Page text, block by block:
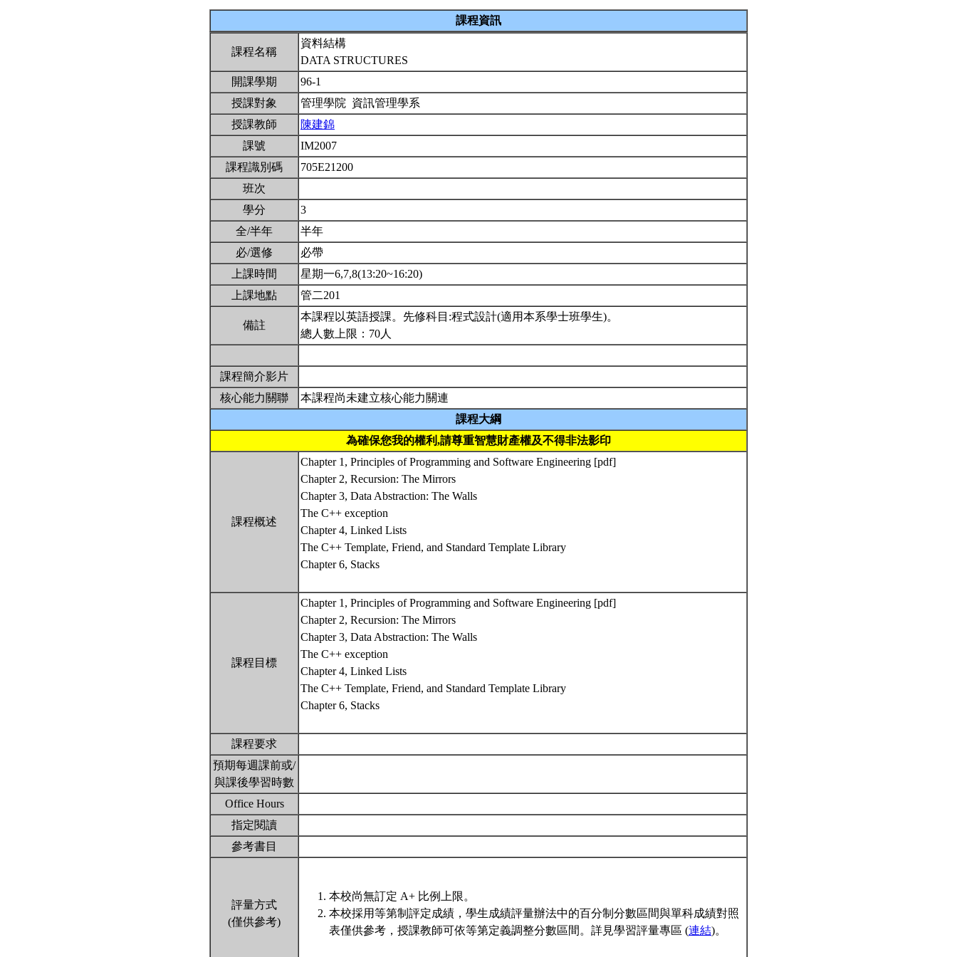
課程資訊
課程名稱
資料結構
DATA STRUCTURES
開課學期
96-1
授課對象
管理學院 資訊管理學系
授課教師
陳建錦
課號
IM2007
課程識別碼
705E21200
班次
學分
3
全/半年
半年
必/選修
必帶
上課時間
星期一6,7,8(13:20~16:20)
上課地點
管二201
備註
本課程以英語授課。先修科目:程式設計(適用本系學士班學生)。
總人數上限：70人
課程簡介影片
核心能力關聯
本課程尚未建立核心能力關連
課程大綱
為確保您我的權利,請尊重智慧財產權及不得非法影印
課程概述
Chapter 1, Principles of Programming and Software Engineering [pdf]
Chapter 2, Recursion: The Mirrors
Chapter 3, Data Abstraction: The Walls
The C++ exception
Chapter 4, Linked Lists
The C++ Template, Friend, and Standard Template Library
Chapter 6, Stacks
課程目標
Chapter 1, Principles of Programming and Software Engineering [pdf]
Chapter 2, Recursion: The Mirrors
Chapter 3, Data Abstraction: The Walls
The C++ exception
Chapter 4, Linked Lists
The C++ Template, Friend, and Standard Template Library
Chapter 6, Stacks
課程要求
預期每週課前或/
與課後學習時數
Office Hours
指定閱讀
參考書目
評量方式
(僅供參考)
本校尚無訂定 A+ 比例上限。
本校採用等第制評定成績，學生成績評量辦法中的百分制分數區間與單科成績對照
表僅供參考，授課教師可依等第定義調整分數區間。詳見學習評量專區 (連結)。